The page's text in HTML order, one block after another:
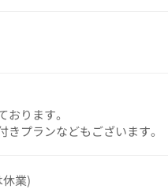
ります。
プランなどもございます。
業)